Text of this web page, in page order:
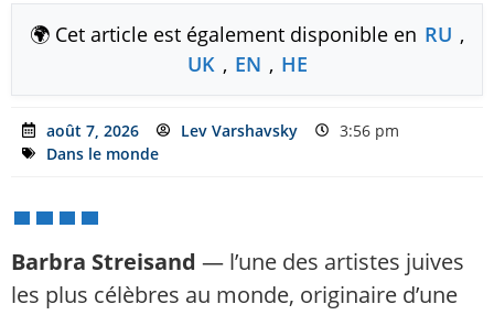
🌍 Cet article est également disponible en RU ,
UK , EN , HE
août 7, 2026 Lev Varshavsky
3:56 pm
Dans le monde
Barbra Streisand — l’une des artistes juives
les plus célèbres au monde, originaire d’une